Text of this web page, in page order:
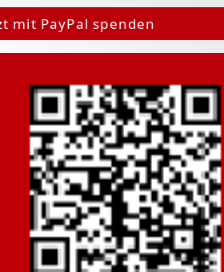
mit PayPal spenden